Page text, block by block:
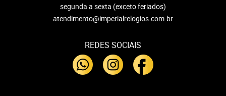
segunda a sexta (exceto feriados)
atendimento@imperialrelogios.com.br
REDES SOCIAIS